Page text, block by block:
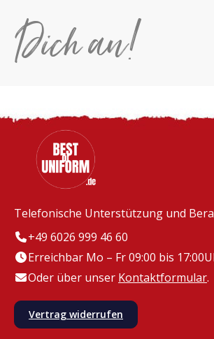
Dich an!
Telefonische Unterstützung und
+49 6026 999 46 60
Erreichbar Mo – Fr 09:00 bis
Oder über unser Kontaktformular.
Vertrag widerrufen